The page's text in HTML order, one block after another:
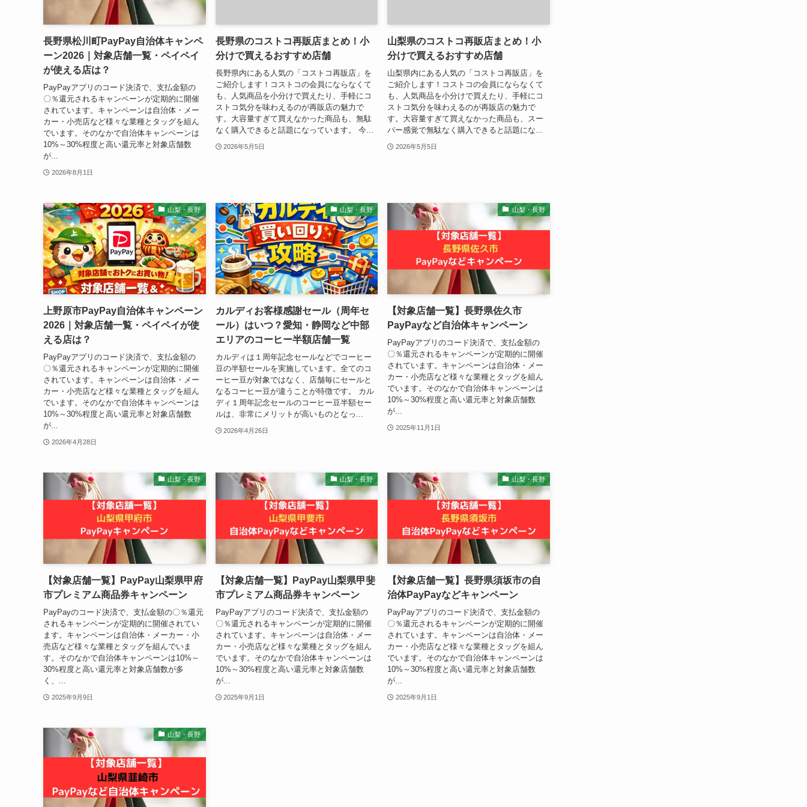
長野県松川町PayPay自治体キャンペ
ーン2026｜対象店舗一覧・ペイペイ
が使える店は？
PayPayアプリのコード決済で、支払金額の
〇％還元されるキャンペーンが定期的に開催
されています。キャンペーンは自治体・メー
カー・小売店など様々な業種とタッグを組ん
でいます。そのなかで自治体キャンペーンは
10%～30%程度と高い還元率と対象店舗数
が...
2026年8月1日
長野県のコストコ再販店まとめ！小
分けで買えるおすすめ店舗
長野県内にある人気の「コストコ再販店」を
ご紹介します！コストコの会員にならなくて
も、人気商品を小分けで買えたり、手軽にコ
ストコ気分を味わえるのが再販店の魅力で
す。大容量すぎて買えなかった商品も、無駄
なく購入できると話題になっています。 今...
2026年5月5日
山梨県のコストコ再販店まとめ！小
分けで買えるおすすめ店舗
山梨県内にある人気の「コストコ再販店」を
ご紹介します！コストコの会員にならなくて
も、人気商品を小分けで買えたり、手軽にコ
ストコ気分を味わえるのが再販店の魅力で
す。大容量すぎて買えなかった商品も、スー
パー感覚で無駄なく購入できると話題にな...
2026年5月5日
山梨・長野
上野原市PayPay自治体キャンペーン
2026｜対象店舗一覧・ペイペイが使
える店は？
PayPayアプリのコード決済で、支払金額の
〇％還元されるキャンペーンが定期的に開催
されています。キャンペーンは自治体・メー
カー・小売店など様々な業種とタッグを組ん
でいます。そのなかで自治体キャンペーンは
10%～30%程度と高い還元率と対象店舗数
が...
2026年4月28日
山梨・長野
カルディお客様感謝セール（周年セ
ール）はいつ？愛知・静岡など中部
エリアのコーヒー半額店舗一覧
カルディは１周年記念セールなどでコーヒー
豆の半額セールを実施しています。全てのコ
ーヒー豆が対象ではなく、店舗毎にセールと
なるコーヒー豆が違うことが特徴です。 カル
ディ１周年記念セールのコーヒー豆半額セー
ルは、非常にメリットが高いものとなっ...
2026年4月26日
山梨・長野
【対象店舗一覧】長野県佐久市
PayPayなど自治体キャンペーン
PayPayアプリのコード決済で、支払金額の
〇％還元されるキャンペーンが定期的に開催
されています。キャンペーンは自治体・メー
カー・小売店など様々な業種とタッグを組ん
でいます。そのなかで自治体キャンペーンは
10%～30%程度と高い還元率と対象店舗数
が...
2025年11月1日
山梨・長野
【対象店舗一覧】PayPay山梨県甲府
市プレミアム商品券キャンペーン
PayPayのコード決済で、支払金額の〇％還元
されるキャンペーンが定期的に開催されてい
ます。キャンペーンは自治体・メーカー・小
売店など様々な業種とタッグを組んでいま
す。そのなかで自治体キャンペーンは10%～
30%程度と高い還元率と対象店舗数が多
く、...
2025年9月9日
山梨・長野
【対象店舗一覧】PayPay山梨県甲斐
市プレミアム商品券キャンペーン
PayPayアプリのコード決済で、支払金額の
〇％還元されるキャンペーンが定期的に開催
されています。キャンペーンは自治体・メー
カー・小売店など様々な業種とタッグを組ん
でいます。そのなかで自治体キャンペーンは
10%～30%程度と高い還元率と対象店舗数
が...
2025年9月1日
山梨・長野
【対象店舗一覧】長野県須坂市の自
治体PayPayなどキャンペーン
PayPayアプリのコード決済で、支払金額の
〇％還元されるキャンペーンが定期的に開催
されています。キャンペーンは自治体・メー
カー・小売店など様々な業種とタッグを組ん
でいます。そのなかで自治体キャンペーンは
10%～30%程度と高い還元率と対象店舗数
が...
2025年9月1日
山梨・長野